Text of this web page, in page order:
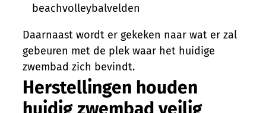
beachvolleybalvelden
Daarnaast wordt er gekeken naar wat er zal
gebeuren met de plek waar het huidige
zwembad zich bevindt.
Herstellingen houden
huidig zwembad veilig